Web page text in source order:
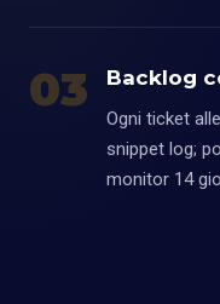
03 Backlog
Ogni ticket
snippet log;
monitor 14